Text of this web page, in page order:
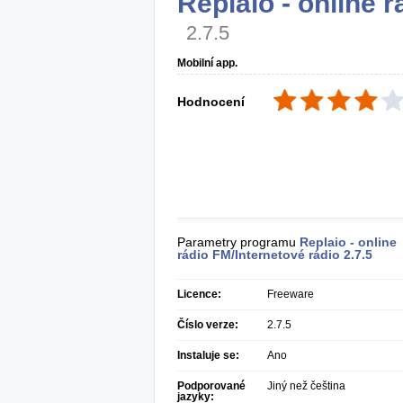
2.7.5
Mobilní app.
Hodnocení
Parametry programu Replaio - online
rádio FM/Internetové rádio 2.7.5
Licence: Freeware
Číslo verze: 2.7.5
Instaluje se: Ano
Podporované
jazyky:
Jiný než čeština